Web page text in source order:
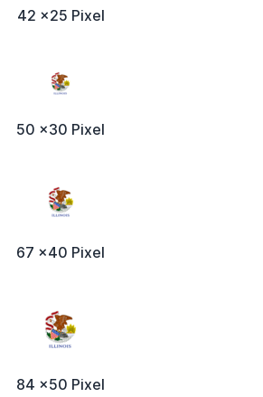
42 x25 Pixel
50 x30 Pixel
67 x40 Pixel
84 x50 Pixel